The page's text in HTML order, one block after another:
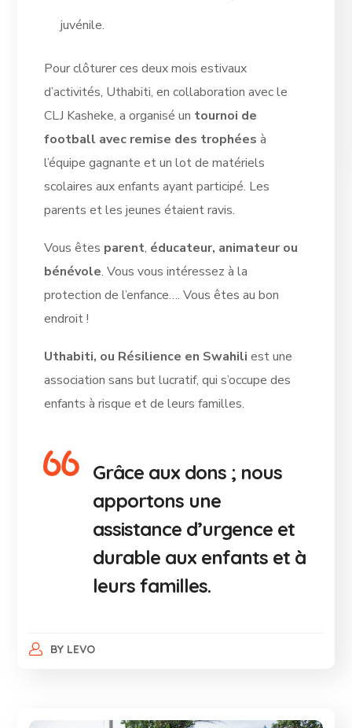
juvénile.
Pour clôturer ces deux mois estivaux
d’activités, Uthabiti, en collaboration avec le
CLJ Kasheke, a organisé un tournoi de
football avec remise des trophées à
l’équipe gagnante et un lot de matériels
scolaires aux enfants ayant participé. Les
parents et les jeunes étaient ravis.
Vous êtes parent, édu­ca­teur, ani­ma­teur ou
bénévole. Vous vous intéressez à la
protection de l’enfance…. Vous êtes au bon
endroit !
Uthabiti, ou Résilience en Swahili est une
association sans but lucratif, qui s’occupe des
enfants à risque et de leurs familles.
Grâce aux dons ; nous
apportons une
assistance d’urgence et
durable aux enfants et à
leurs familles.
BY LEVO